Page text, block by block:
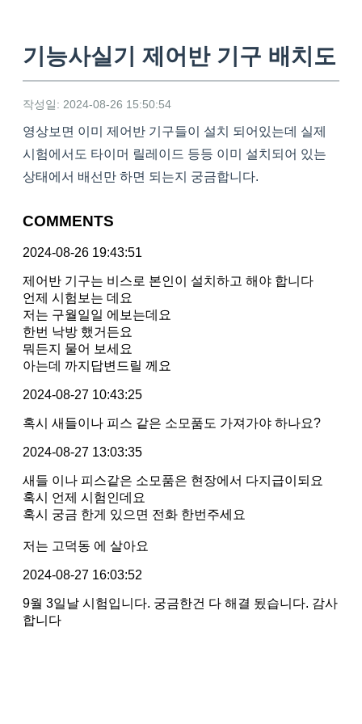
기능사실기 제어반 기구 배치도
작성일: 2024-08-26 15:50:54
영상보면 이미 제어반 기구들이 설치 되어있는데 실제
시험에서도 타이머 릴레이드 등등 이미 설치되어 있는
상태에서 배선만 하면 되는지 궁금합니다.
COMMENTS
2024-08-26 19:43:51
제어반 기구는 비스로 본인이 설치하고 해야 합니다
언제 시험보는 데요
저는 구월일일 에보는데요
한번 낙방 했거든요
뭐든지 물어 보세요
아는데 까지답변드릴 께요
2024-08-27 10:43:25
혹시 새들이나 피스 같은 소모품도 가져가야 하나요?
2024-08-27 13:03:35
새들 이나 피스같은 소모품은 현장에서 다지급이되요
혹시 언제 시험인데요
혹시 궁금 한게 있으면 전화 한번주세요
저는 고덕동 에 살아요
2024-08-27 16:03:52
9월 3일날 시험입니다. 궁금한건 다 해결 됬습니다. 감사
합니다